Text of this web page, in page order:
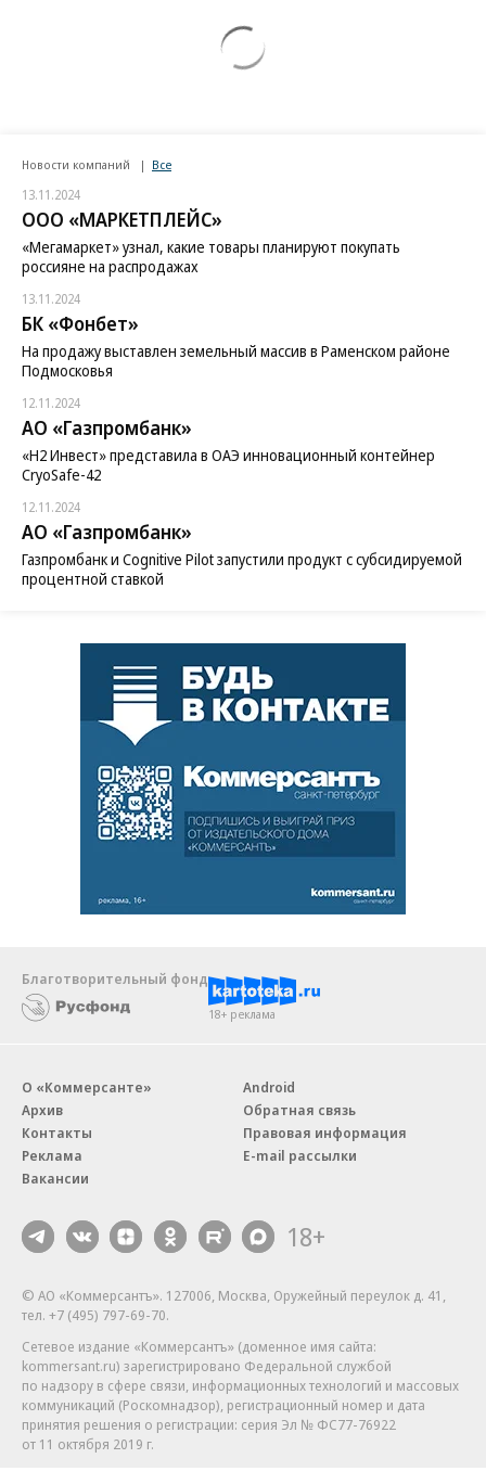
Новости компаний Все
13.11.2024
ООО «МАРКЕТПЛЕЙС»
«Мегамаркет» узнал, какие товары планируют покупать
россияне на распродажах
13.11.2024
БК «Фонбет»
На продажу выставлен земельный массив в Раменском районе
Подмосковья
12.11.2024
АО «Газпромбанк»
«H2 Инвест» представила в ОАЭ инновационный контейнер
CryoSafe-42
12.11.2024
АО «Газпромбанк»
Газпромбанк и Cognitive Pilot запустили продукт с субсидируемой
процентной ставкой
Благотворительный фонд
18+ реклама
О «Коммерсанте»
Архив
Контакты
Реклама
Вакансии
Android
Обратная связь
Правовая информация
E-mail рассылки
18+
© АО «Коммерсантъ». 127006, Москва, Оружейный переулок д. 41,
тел. +7 (495) 797-69-70.
Сетевое издание «Коммерсантъ» (доменное имя сайта:
kommersant.ru) зарегистрировано Федеральной службой
по надзору в сфере связи, информационных технологий и массовых
коммуникаций (Роскомнадзор), регистрационный номер и дата
принятия решения о регистрации: серия Эл № ФС77-76922
от 11 октября 2019 г.